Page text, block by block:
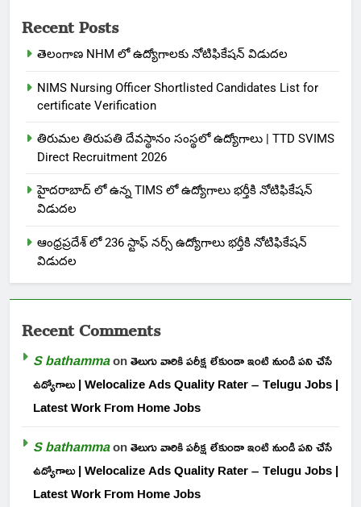
Recent Posts
తెలంగాణ NHM లో ఉద్యోగాలకు నోటిఫికేషన్ విడుదల
NIMS Nursing Officer Shortlisted Candidates List for
certificate Verification
తిరుమల తిరుపతి దేవస్థానం సంస్థలో ఉద్యోగాలు | TTD SVIMS
Direct Recruitment 2026
హైదరాబాద్ లో ఉన్న TIMS లో ఉద్యోగాలు భర్తీకి నోటిఫికేషన్
విడుదల
ఆంధ్రప్రదేశ్ లో 236 స్టాఫ్ నర్స్ ఉద్యోగాలు భర్తీకి నోటిఫికేషన్
విడుదల
Recent Comments
S bathammaonతెలుగు వారికి పరీక్ష లేకుండా ఇంటి నుండి పని చేసే
ఉద్యోగాలు | Welocalize Ads Quality Rater – Telugu Jobs |
Latest Work From Home Jobs
S bathammaonతెలుగు వారికి పరీక్ష లేకుండా ఇంటి నుండి పని చేసే
ఉద్యోగాలు | Welocalize Ads Quality Rater – Telugu Jobs |
Latest Work From Home Jobs